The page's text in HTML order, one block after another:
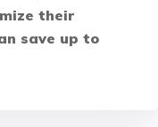
their
save up to